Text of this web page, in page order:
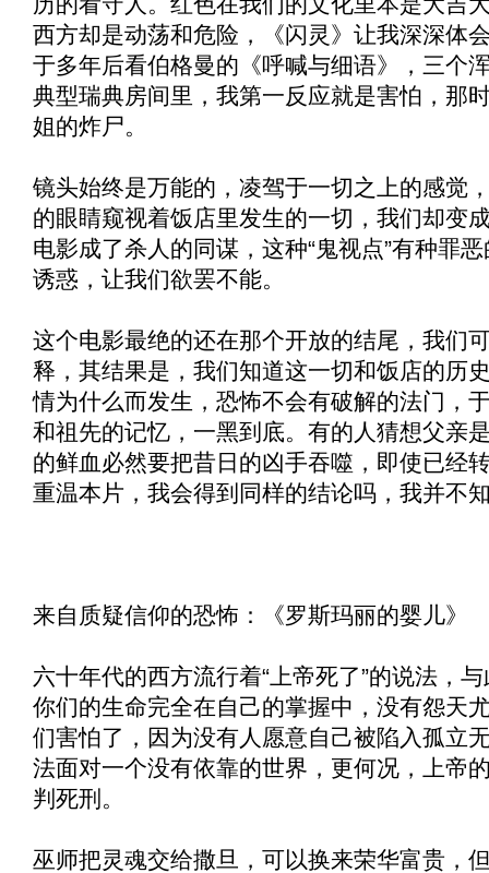
西方却是动荡和危险，《闪灵 》让我深深体
于多年后看伯格曼的《呼喊与细语》，三个
典型瑞典房间里，我第一反应就是害怕，那
姐的炸尸。
镜头始终是万能的，凌驾于一切之上的感觉
的眼睛窥视着饭店里发生的一切，我们却变
电影成了杀人的同谋，这种“鬼视点”有种罪
诱惑，让我们欲罢不能。
这个电影最绝的还在那个开放的结尾，我们
释，其结果是，我们知道这一切和饭店的历
情为什么而发生，恐怖不会有破解的法门，
和祖先的记忆，一黑到底。有的人猜想父亲
的鲜血必然要把昔日的凶手吞噬，即使已经
重温本片，我会得到同样的结论吗，我并不
来自质疑信仰的恐怖：《罗斯玛丽的婴儿》
六十年代的西方流行着“上帝死了”的说法，
你们的生命完全在自己的掌握中，没有怨天
们害怕了，因为没有人愿意自己被陷入孤立
法面对一个没有依靠的世界，更何况，上帝
判死刑。
巫师把灵魂交给撒旦，可以换来荣华富贵，